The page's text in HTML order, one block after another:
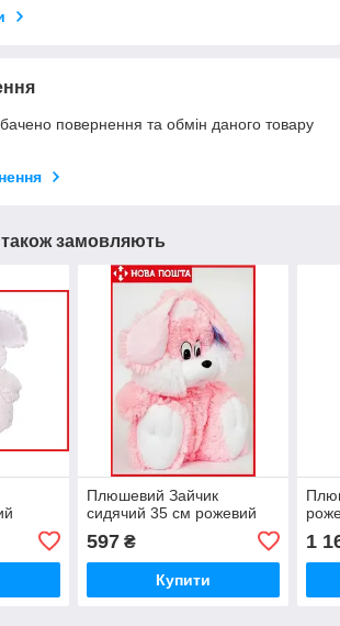
повернення та обмін даного товару
замовляють
Плюшевий Зайчик
сидячий 35 см рожевий
597₴
Купити
1